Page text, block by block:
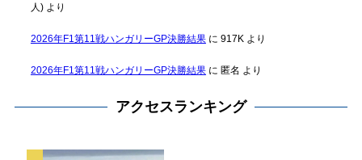
人)より
2026年F1第11戦ハンガリーGP決勝結果に 917Kより
2026年F1第11戦ハンガリーGP決勝結果に 匿名 より
アクセスランキング